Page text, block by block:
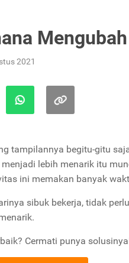
2021
tampilannya begitu-gitu
lebih menarik itu
ini memakan banyak
sibuk bekerja, tidak
Cermati punya